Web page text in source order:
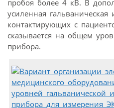
пробоя более 4 кВ. В
усиленная гальваническая
контактирующих с
сказывается на общем
прибора.